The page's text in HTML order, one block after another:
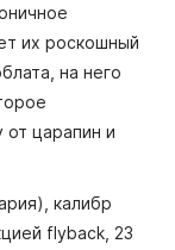
их роскошный
на него
царапин и
калибр
flyback, 23